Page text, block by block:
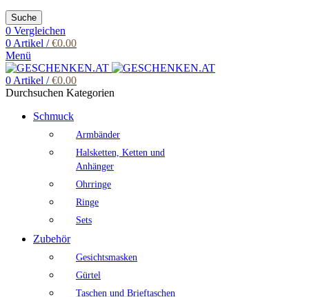
Suche
0 Vergleichen
0Artikel / €0.00
Menü
0Artikel / €0.00
Durchsuchen Kategorien
Schmuck
Armbänder
Halsketten, Ketten und
Anhänger
Ohrringe
Ringe
Sets
Zubehör
Gesichtsmasken
Gürtel
Taschen und Brieftaschen